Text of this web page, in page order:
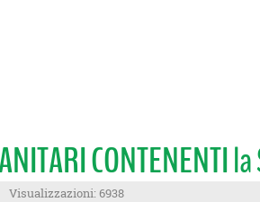
CONTENENTI
Visualizzazioni: 6938